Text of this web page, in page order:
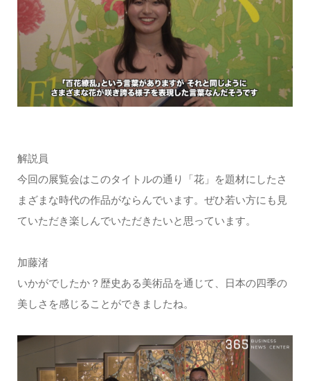
解説員
今回の展覧会はこのタイトルの通り「花」を題材にしたさ
まざまな時代の作品がならんでいます。ぜひ若い方にも見
ていただき楽しんでいただきたいと思っています。
加藤渚
いかがでしたか？歴史ある美術品を通じて、日本の四季の
美しさを感じることができましたね。